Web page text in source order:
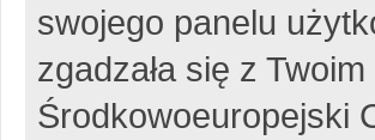
swojego panelu
zgadzała się z
Środkowoeuropejski